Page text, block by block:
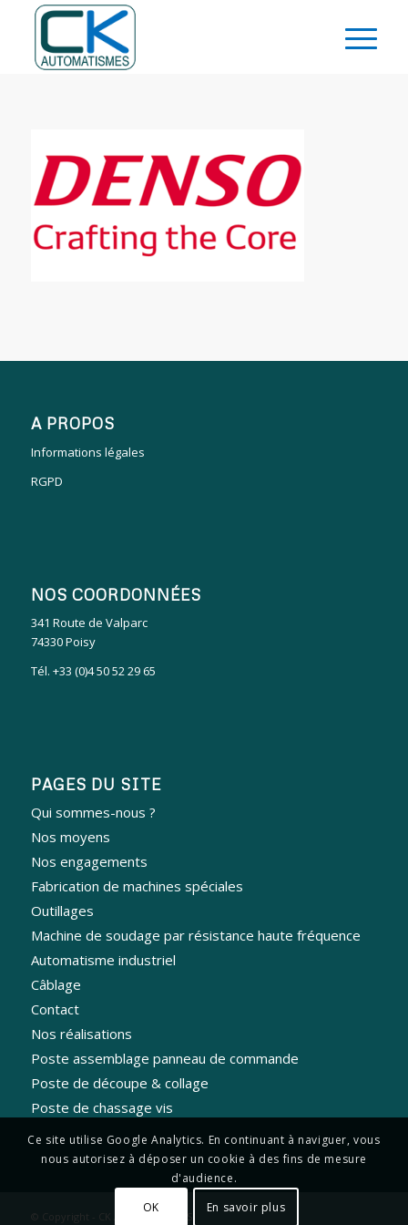
A PROPOS
Informations légales
RGPD
NOS COORDONNÉES
341 Route de Valparc
74330 Poisy
Tél. +33 (0)4 50 52 29 65
PAGES DU SITE
Qui sommes-nous ?
Nos moyens
Nos engagements
Fabrication de machines spéciales
Outillages
Machine de soudage par résistance haute fréquence
Automatisme industriel
Câblage
Contact
Nos réalisations
Poste assemblage panneau de commande
Poste de découpe & collage
Poste de chassage vis
© Copyright - CK AUTOMATISMES
Ce site utilise Google Analytics. En continuant à naviguer, vous
nous autorisez à déposer un cookie à des fins de mesure
d'audience.
OK
En savoir plus